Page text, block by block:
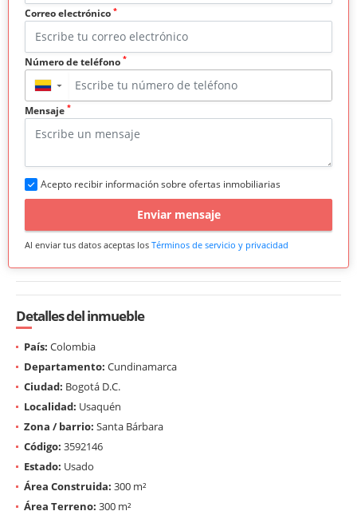
Correo electrónico *
Número de teléfono *
▼
Mensaje *
Acepto recibir información sobre ofertas inmobiliarias
Enviar mensaje
Al enviar tus datos aceptas los Términos de servicio y privacidad
Detalles del inmueble
País: Colombia
Departamento: Cundinamarca
Ciudad: Bogotá D.C.
Localidad: Usaquén
Zona / barrio: Santa Bárbara
Código: 3592146
Estado: Usado
Área Construida: 300 m²
Área Terreno: 300 m²